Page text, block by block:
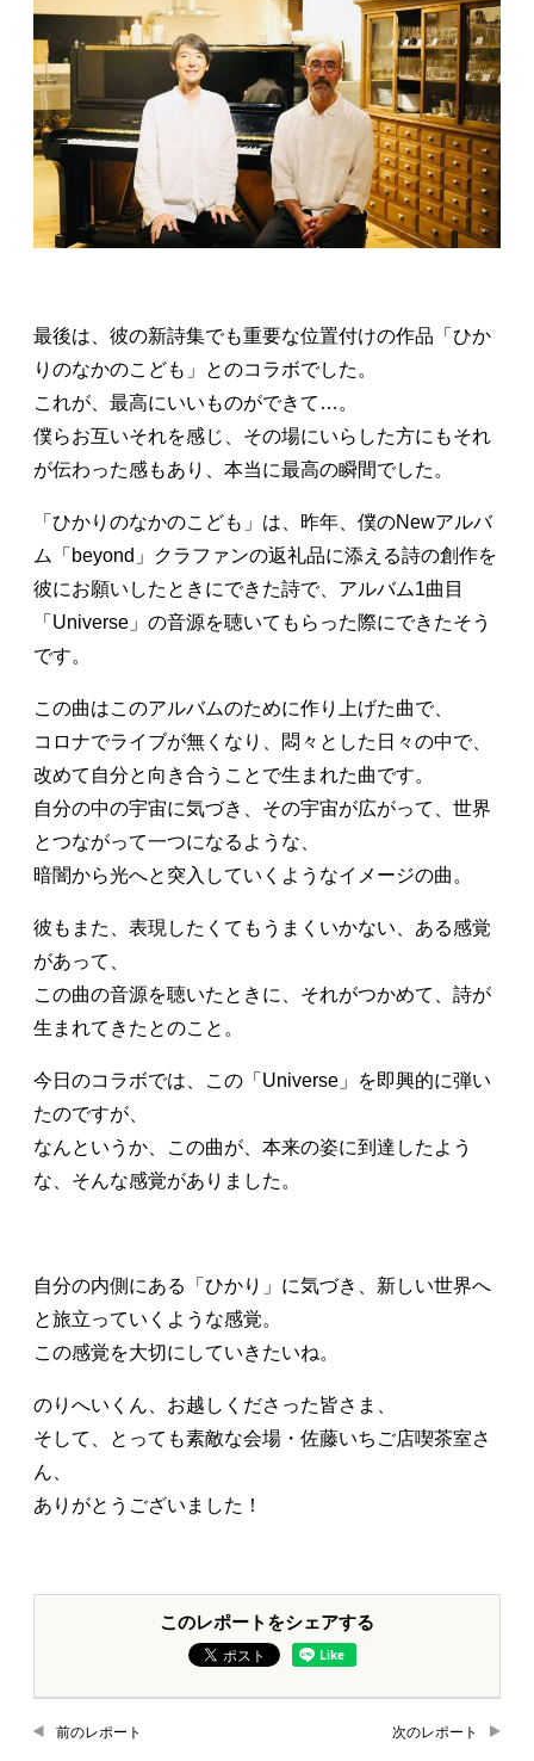
最後は、彼の新詩集でも重要な位置付けの作品「ひか
りのなかのこども」とのコラボでした。
これが、最高にいいものができて…。
僕らお互いそれを感じ、その場にいらした方にもそれ
が伝わった感もあり、本当に最高の瞬間でした。
「ひかりのなかのこども」は、昨年、僕のNewアルバ
ム「beyond」クラファンの返礼品に添える詩の創作を
彼にお願いしたときにできた詩で、アルバム1曲目
「Universe」の音源を聴いてもらった際にできたそう
です。
この曲はこのアルバムのために作り上げた曲で、
コロナでライブが無くなり、悶々とした日々の中で、
改めて自分と向き合うことで生まれた曲です。
自分の中の宇宙に気づき、その宇宙が広がって、世界
とつながって一つになるような、
暗闇から光へと突入していくようなイメージの曲。
彼もまた、表現したくてもうまくいかない、ある感覚
があって、
この曲の音源を聴いたときに、それがつかめて、詩が
生まれてきたとのこと。
今日のコラボでは、この「Universe」を即興的に弾い
たのですが、
なんというか、この曲が、本来の姿に到達したよう
な、そんな感覚がありました。
自分の内側にある「ひかり」に気づき、新しい世界へ
と旅立っていくような感覚。
この感覚を大切にしていきたいね。
のりへいくん、お越しくださった皆さま、
そして、とっても素敵な会場・佐藤いちご店喫茶室さ
ん、
ありがとうございました！
このレポートをシェアする
前のレポート 次のレポート